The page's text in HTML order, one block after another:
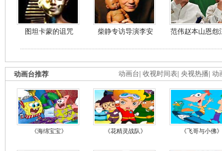
图坦卡蒙的诅咒 柴静专访导演李安 范伟赵本山恩怨
动画台 收视时间表 央视热播 动
动画台推荐
《海绵宝宝》 《花精灵战队》 《飞哥与小佛》